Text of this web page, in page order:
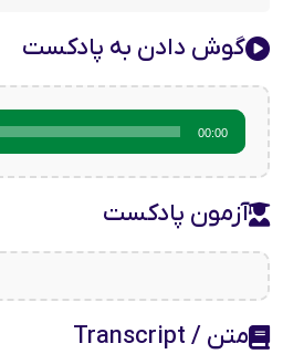
گوش دادن به پادکست
صوت
00:00
آزمون پادکست
متن / Transcript